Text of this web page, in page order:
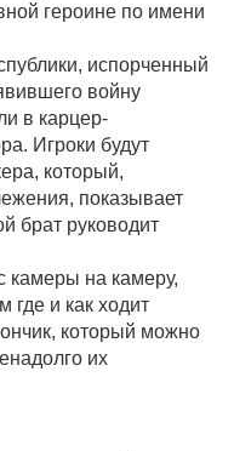
героине по имени
испорченный
войну
в карцер-
Игроки будут
который,
показывает
брат руководит
камеры на камеру,
и как ходит
который можно
их